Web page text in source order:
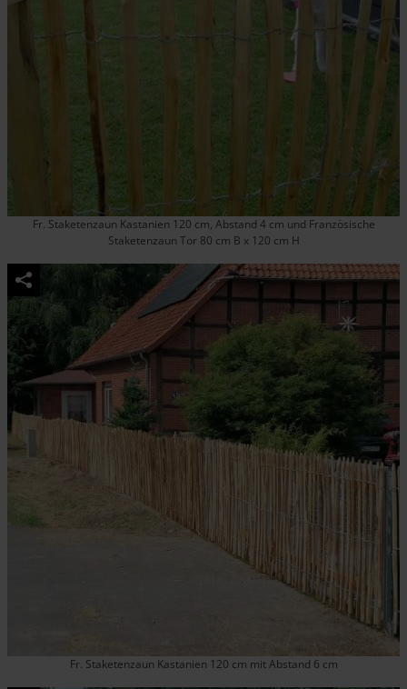
Fr. Staketenzaun Kastanien 120 cm, Abstand 4 cm und Französische
Staketenzaun Tor 80 cm B x 120 cm H
Fr. Staketenzaun Kastanien 120 cm mit Abstand 6 cm